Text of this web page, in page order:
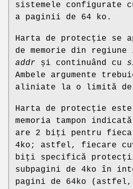
sistemele configurate
a paginii de 64 ko.
Harta de protecție se
de memorie din regiune
addr și continuând cu
Ambele argumente
aliniate la o limită de
Harta de protecție
memoria tampon
are 2 biți pentru
4ko; astfel, fiecare
biți specifică
subpagini de 4ko în
pagini de 64ko (astfel,